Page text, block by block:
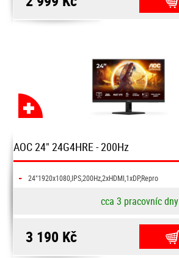
AOC 24" 24G4HRE - 200Hz
- 24"1920x1080,IPS,200Hz,2xHDMI,1xDP,Repro
cca 3 pracovníc dny
3 190 Kč